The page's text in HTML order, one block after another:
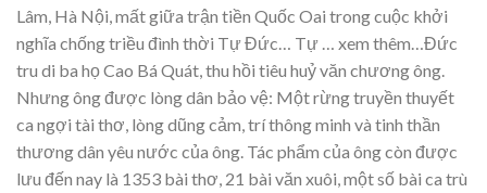
Lâm, Hà Nội, mất giữa trận tiền Quốc Oai trong cuộc khởi
nghĩa chống triều đình thời Tự Đức… Tự
… xem thêm… Đức
tru di ba họ Cao Bá Quát, thu hồi tiêu huỷ văn chương ông.
Nhưng ông được lòng dân bảo vệ: Một rừng truyền thuyết
ca ngợi tài thơ, lòng dũng cảm, trí thông minh và tinh thần
thương dân yêu nước của ông. Tác phẩm của ông còn được
lưu đến nay là 1353 bài thơ, 21 bài văn xuôi, một số bài ca trù